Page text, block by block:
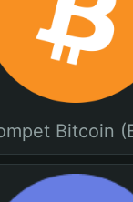
Bitcoin